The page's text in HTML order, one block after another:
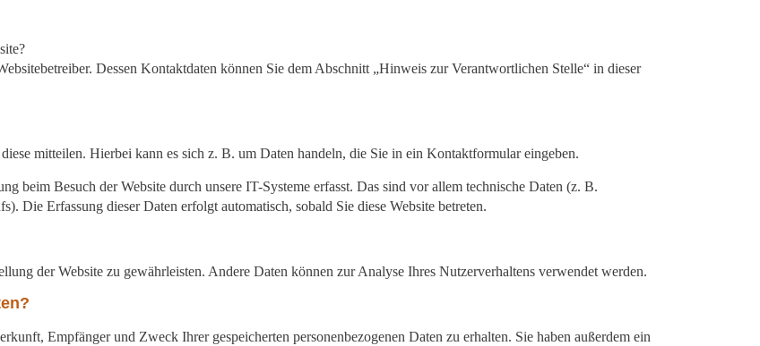
Dessen Kontaktdaten können Sie dem Abschnitt „Hinweis zur Verantwortlichen Stelle“ in dieser
mitteilen. Hierbei kann es sich z. B. um Daten handeln, die Sie in ein Kontaktformular eingeben.
beim Besuch der Website durch unsere IT-Systeme erfasst. Das sind vor allem technische Daten (z. B.
Die Erfassung dieser Daten erfolgt automatisch, sobald Sie diese Website betreten.
der Website zu gewährleisten. Andere Daten können zur Analyse Ihres Nutzerverhaltens verwendet werden.
Empfänger und Zweck Ihrer gespeicherten personenbezogenen Daten zu erhalten. Sie haben außerdem ein